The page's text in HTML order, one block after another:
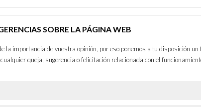
SOBRE LA PÁGINA WEB
la importancia de vuestra opinión, por eso ponemos a tu disposición
queja, sugerencia o felicitación relacionada con el